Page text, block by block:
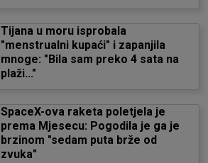
Tijana u moru isprobala
"menstrualni kupaći" i zapanjila
mnoge: "Bila sam preko 4 sata na
plaži..."
SpaceX-ova raketa poletjela je
prema Mjesecu: Pogodila je ga je
brzinom "sedam puta brže od
zvuka"